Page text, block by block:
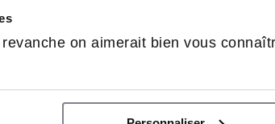
on aimerait bien vous
à cet égard, un modèle
pertinent :
un cadre éprouvé